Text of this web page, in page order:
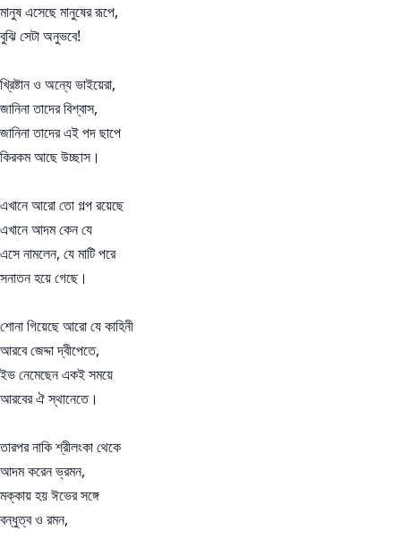
মানুষ এসেছে মানুষের রূপে,
বুঝি সেটা অনুভবে!
খ্রিষ্টান ও অন্যে ভাইয়েরা,
জানিনা তাদের বিশ্বাস,
জানিনা তাদের এই পদ ছাপে
কিরকম আছে উচ্ছাস।
এখানে আরো তো গল্প রয়েছে
এখানে আদম কেন যে
এসে নামলেন, যে মাটি পরে
সনাতন হয়ে গেছে।
শোনা গিয়েছে আরো যে কাহিনী
আরবে জেদ্দা দ্বীপেতে,
ইভ নেমেছেন একই সময়ে
আরবের ঐ স্থানেতে।
তারপর নাকি শ্রীলংকা থেকে
আদম করেন ভ্রমন,
মক্কায় হয় ঈভের সঙ্গে
বন্ধুত্ব ও রমন,